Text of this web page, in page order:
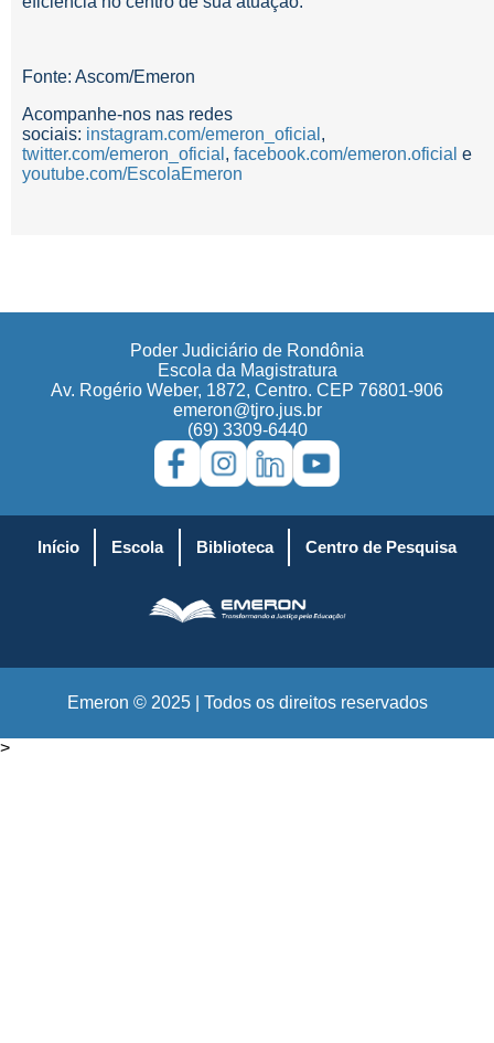
Fonte: Ascom/Emeron
Acompanhe-nos nas redes
sociais: instagram.com/emeron_oficial ,
twitter.com/emeron_oficial , facebook.com/emeron.oficial e
youtube.com/EscolaEmeron
Poder Judiciário de Rondônia
Escola da Magistratura
Av. Rogério Weber, 1872, Centro. CEP 76801-906
emeron@tjro.jus.br
(69) 3309-6440
Início Escola Biblioteca Centro de Pesquisa
Emeron © 2025 | Todos os direitos reservados
>